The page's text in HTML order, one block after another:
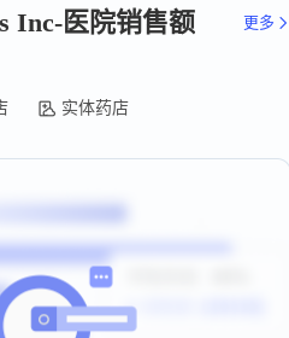
Inc-医院销售额 更多
实体药店